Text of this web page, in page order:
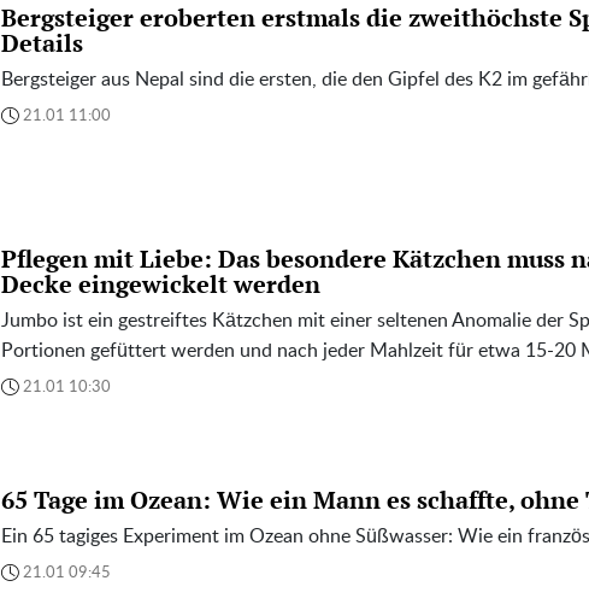
Bergsteiger eroberten erstmals die zweithöchste
Details
Bergsteiger aus Nepal sind die ersten, die den Gipfel des K2 im
21.01 11:00
Pflegen mit Liebe: Das besondere Kätzchen muss
Decke eingewickelt werden
Jumbo ist ein gestreiftes Kätzchen mit einer seltenen Anomalie der
Portionen gefüttert werden und nach jeder Mahlzeit für etwa 15-20
21.01 10:30
65 Tage im Ozean: Wie ein Mann es schaffte,
Ein 65 tagiges Experiment im Ozean ohne Süßwasser: Wie ein
21.01 09:45